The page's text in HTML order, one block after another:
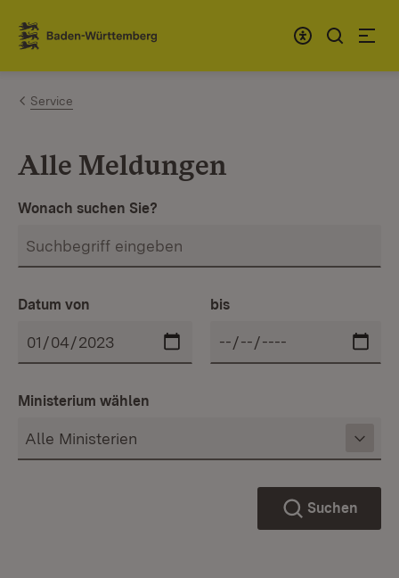
Zum Inhalt springen
Link zur Startseite
Service
Alle Meldungen
Wonach suchen Sie?
Datum von bis
Ministerium wählen
Suchen